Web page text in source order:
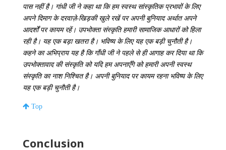
पास नहीं है। गांधी जी ने कहा था कि हम स्वस्थ सांस्कृतिक प्रभावों के लिए
अपने दिमाग के दरवाज़े-खिड़की खुले रखें पर अपनी बुनियाद अर्थात अपने
आदर्शों पर कायम रहें। उपभोक्ता संस्कृति हमारी सामाजिक आधारों को हिला
रही है। यह एक बड़ा खतरा है। भविष्य के लिए यह एक बड़ी चुनौती है।
कहने का अभिप्राय यह है कि गाँधी जी ने पहले से ही आगाह कर दिया था कि
उपभोक्तावाद की संस्कृति को यदि हम अपनाएँगे को हमारी अपनी स्वस्थ
संस्कृति का नाश निश्चित है। अपनी बुनियाद पर कायम रहना भविष्य के लिए
यह एक बड़ी चुनौती है।
Top
Conclusion